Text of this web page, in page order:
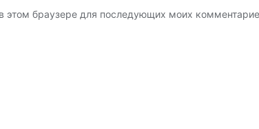
этом браузере для последующих моих